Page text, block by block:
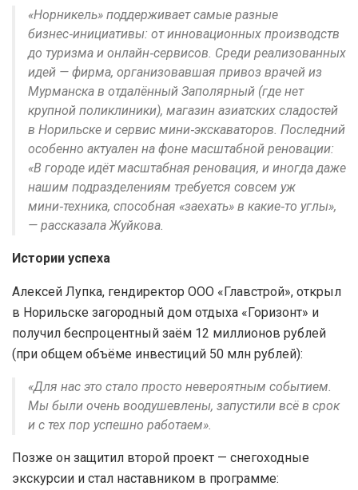
«Норникель» поддерживает самые разные
бизнес‑инициативы: от инновационных производств
до туризма и онлайн‑сервисов. Среди реализованных
идей — фирма, организовавшая привоз врачей из
Мурманска в отдалённый Заполярный (где нет
крупной поликлиники), магазин азиатских сладостей
в Норильске и сервис мини‑экскаваторов. Последний
особенно актуален на фоне масштабной реновации:
«В городе идёт масштабная реновация, и иногда даже
нашим подразделениям требуется совсем уж
мини‑техника, способная «заехать» в какие‑то углы»,
— рассказала Жуйкова.
Истории успеха
Алексей Лупка, гендиректор ООО «Главстрой», открыл
в Норильске загородный дом отдыха «Горизонт» и
получил беспроцентный заём 12 миллионов рублей
(при общем объёме инвестиций 50 млн рублей):
«Для нас это стало просто невероятным событием.
Мы были очень воодушевлены, запустили всё в срок
и с тех пор успешно работаем».
Позже он защитил второй проект — снегоходные
экскурсии и стал наставником в программе: